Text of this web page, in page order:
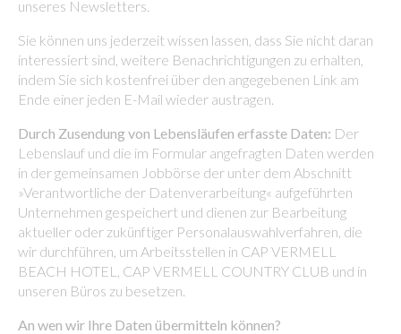
unseres Newsletters.
Sie können uns jederzeit wissen lassen, dass Sie nicht daran
interessiert sind, weitere Benachrichtigungen zu erhalten,
indem Sie sich kostenfrei über den angegebenen Link am
Ende einer jeden E-Mail wieder austragen.
Durch Zusendung von Lebensläufen erfasste Daten: Der
Lebenslauf und die im Formular angefragten Daten werden
in der gemeinsamen Jobbörse der unter dem Abschnitt
»Verantwortliche der Datenverarbeitung« aufgeführten
Unternehmen gespeichert und dienen zur Bearbeitung
aktueller oder zukünftiger Personalauswahlverfahren, die
wir durchführen, um Arbeitsstellen in CAP VERMELL
BEACH HOTEL, CAP VERMELL COUNTRY CLUB und in
unseren Büros zu besetzen.
An wen wir Ihre Daten übermitteln können?